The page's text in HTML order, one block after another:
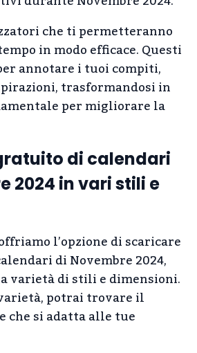
che ti permetteranno
in modo efficace. Questi
annotare i tuoi compiti,
trasformandosi in
per migliorare la
di calendari
2024 in vari stili e
l’opzione di scaricare
di Novembre 2024,
varietà di stili e dimensioni.
potrai trovare il
che si adatta alle tue